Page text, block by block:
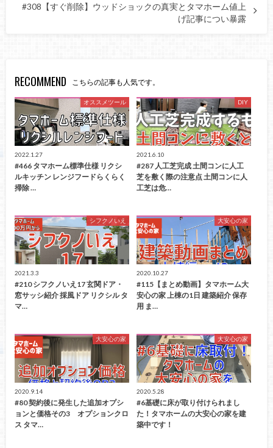
#308【すぐ削除】ウッドショックの真実とタマホーム値上
げ記事につい暴露
RECOMMEND こちらの記事も人気です。
オススメツール
2022.1.27
#466 タマホーム標準仕様 リクシ
ルキッチン レンジフードらくらく
掃除 …
DIY
2021.6.10
#287 人工芝完成 土間コンに人工
芝を敷く際の注意点 土間コンに人
工芝は危…
シフクノいえ
2021.3.3
#210 シフクノいえ17 玄関ドア・
窓サッシ紹介 採風ドア リクシル タ
マ…
大安心の家
2020.10.27
#115【まとめ動画】タマホーム大
安心の家 上棟の1日 建築紹介 保存
用 ま…
大安心の家
2020.9.14
#80 契約後に発生した追加オプシ
ョンと価格その3 オプションクロ
ス タマ…
大安心の家
2020.5.28
#6基礎に床が取り付けられまし
た！タマホームの大安心の家を建
築中です！